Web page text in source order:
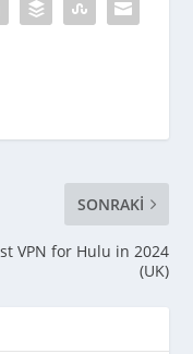
SONRAKI
VPN for Hulu in 2024
(UK)